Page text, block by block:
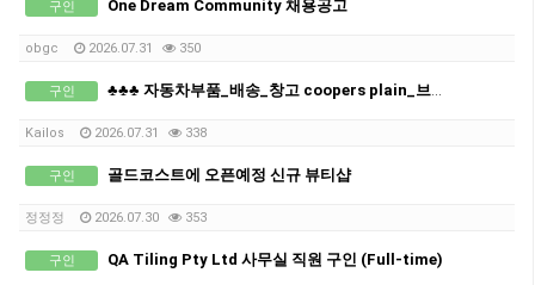
구인 One Dream Community 채용공고
obgc 2026.07.31 350
구인 ♣♣♣ 자동차부품_배송_창고 coopers plain_브리즈번_남성직원 구인 ♣
Kailos 2026.07.31 338
구인 골드코스트에 오픈예정 신규 뷰티샵
정정정 2026.07.30 353
구인 QA Tiling Pty Ltd 사무실 직원 구인 (Full-time)